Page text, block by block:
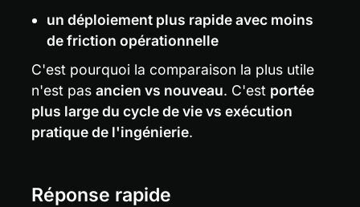
un déploiement plus rapide avec moins
de friction opérationnelle
C'est pourquoi la comparaison la plus utile
n'est pas ancien vs nouveau. C'est portée
plus large du cycle de vie vs exécution
pratique de l'ingénierie.
Réponse rapide